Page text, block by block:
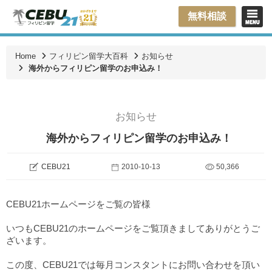
無料相談
Home フィリピン留学大百科
お知らせ
海外からフィリピン留学のお申込み！
お知らせ
海外からフィリピン留学のお申込み！
CEBU21 2010-10-13 50,366
CEBU21ホームページをご覧の皆様
いつもCEBU21のホームページをご覧頂きましてありがとうご
ざいます。
この度、CEBU21では毎月コンスタントにお問い合わせを頂い